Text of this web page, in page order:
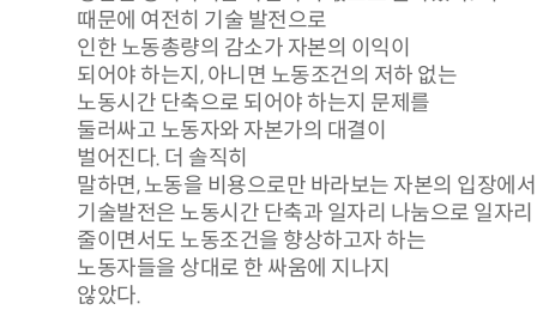
때문에 여전히 기술 발전으로
인한 노동총량의 감소가 자본의 이익이
되어야 하는지, 아니면 노동조건의 저하 없는
노동시간 단축으로 되어야 하는지 문제를
둘러싸고 노동자와 자본가의 대결이
벌어진다. 더 솔직히
말하면, 노동을 비용으로만 바라보는 자본의 입장에서
기술발전은 노동시간 단축과 일자리 나눔으로 일자
줄이면서도 노동조건을 향상하고자 하는
노동자들을 상대로 한 싸움에 지나지
않았다.